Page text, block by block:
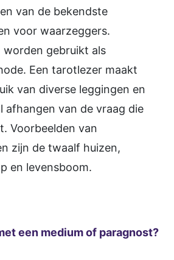
van de bekendste
voor waarzeggers.
gebruikt als
Een tarotlezer maakt
van diverse leggingen en
afhangen van de vraag die
Voorbeelden van
zijn de twaalf huizen,
en levensboom.
een medium of paragnost?